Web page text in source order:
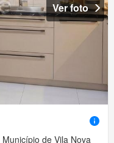
Ver foto
de Vila Nova